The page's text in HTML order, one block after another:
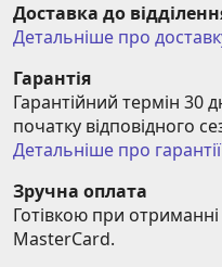
Доставка до
Детальніше про
Гарантія
Гарантійний термін 30
початку відповідного
Детальніше про
Зручна оплата
Готівкою при
MasterCard.